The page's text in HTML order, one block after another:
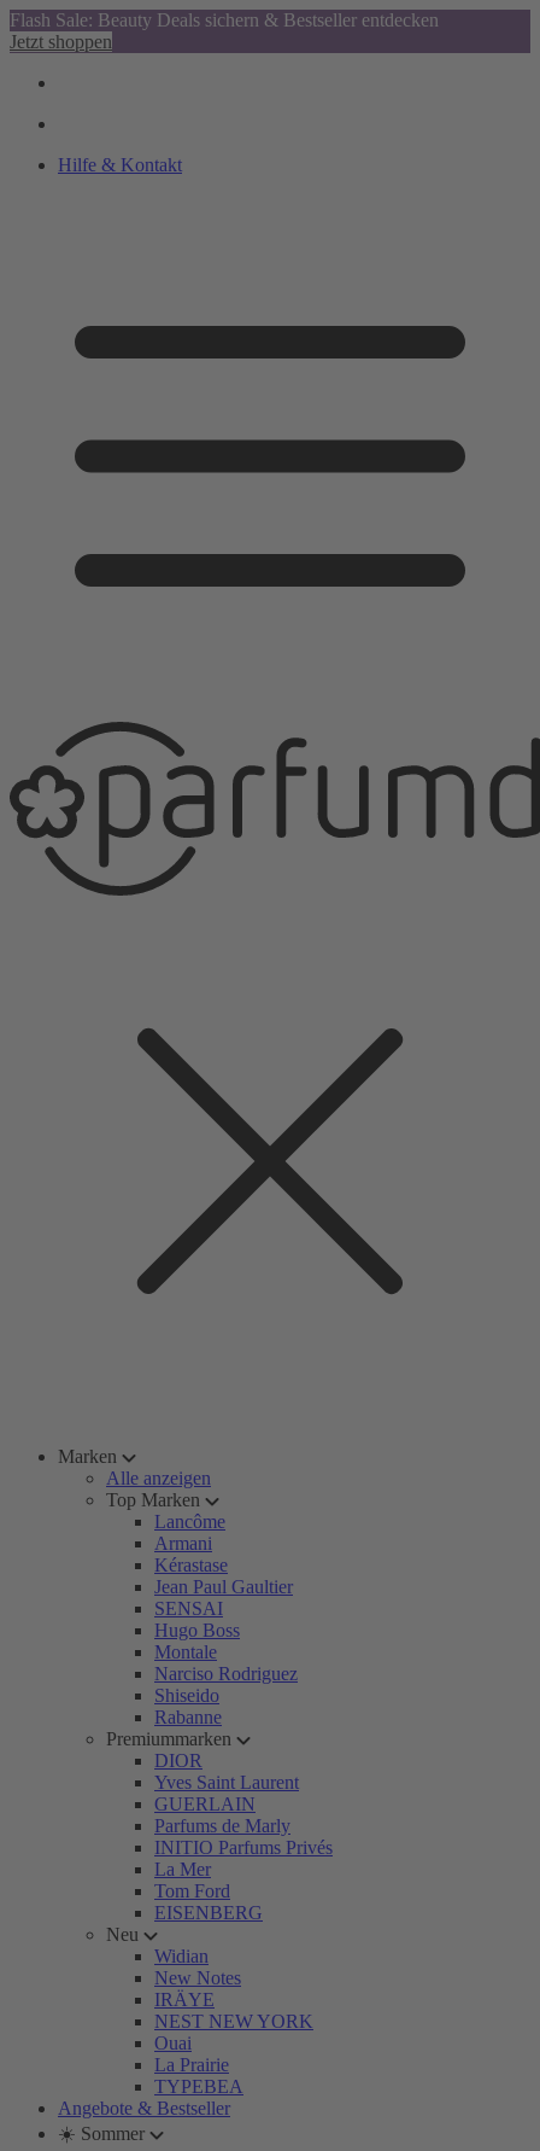
Flash Sale: Beauty Deals sichern & Bestseller entdecken
Jetzt shoppen
Hilfe & Kontakt
Marken
Alle anzeigen
Top Marken
Lancôme
Armani
Kérastase
Jean Paul Gaultier
SENSAI
Hugo Boss
Montale
Narciso Rodriguez
Shiseido
Rabanne
Premiummarken
DIOR
Yves Saint Laurent
GUERLAIN
Parfums de Marly
INITIO Parfums Privés
La Mer
Tom Ford
EISENBERG
Neu
Widian
New Notes
IRÄYE
NEST NEW YORK
Ouai
La Prairie
TYPEBEA
Angebote & Bestseller
☀️ Sommer